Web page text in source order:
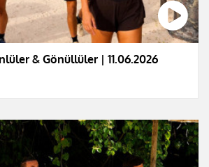
& Gönüllüler | 11.06.2026